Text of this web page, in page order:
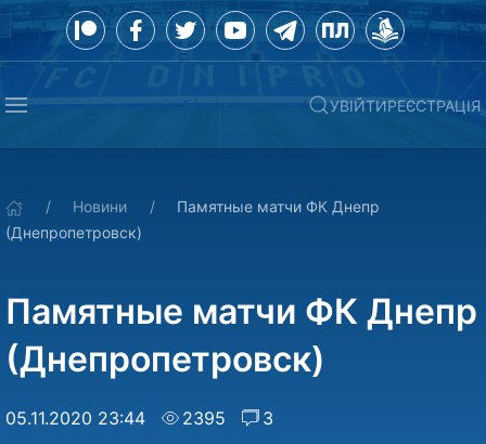
УВІЙТИРЕЄСТРАЦІЯ
Новини
Памятные матчи ФК Днепр
(Днепропетровск)
Памятные матчи ФК Днепр
(Днепропетровск)
05.11.2020 23:44 2395 3